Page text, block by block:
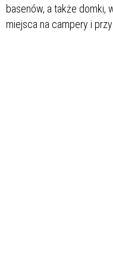
basenów, a także domki,
miejsca na campery i